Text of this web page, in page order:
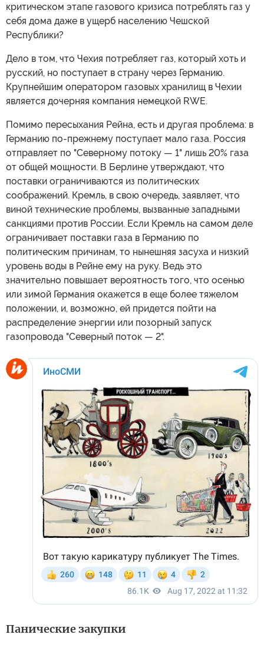
критическом этапе газового кризиса потреблять газ у
себя дома даже в ущерб населению Чешской
Республики?
Дело в том, что Чехия потребляет газ, который хоть и
русский, но поступает в страну через Германию.
Крупнейшим оператором газовых хранилищ в Чехии
является дочерняя компания немецкой RWE.
Помимо пересыхания Рейна, есть и другая проблема: в
Германию по-прежнему поступает мало газа. Россия
отправляет по "Северному потоку — 1" лишь 20% газа
от общей мощности. В Берлине утверждают, что
поставки ограничиваются из политических
соображений. Кремль, в свою очередь, заявляет, что
виной технические проблемы, вызванные западными
санкциями против России. Если Кремль на самом деле
ограничивает поставки газа в Германию по
политическим причинам, то нынешняя засуха и низкий
уровень воды в Рейне ему на руку. Ведь это
значительно повышает вероятность того, что осенью
или зимой Германия окажется в еще более тяжелом
положении, и, возможно, ей придется пойти на
распределение энергии или позорный запуск
газопровода "Северный поток — 2".
Панические закупки